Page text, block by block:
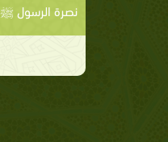
نصرة الرسول ﷺ